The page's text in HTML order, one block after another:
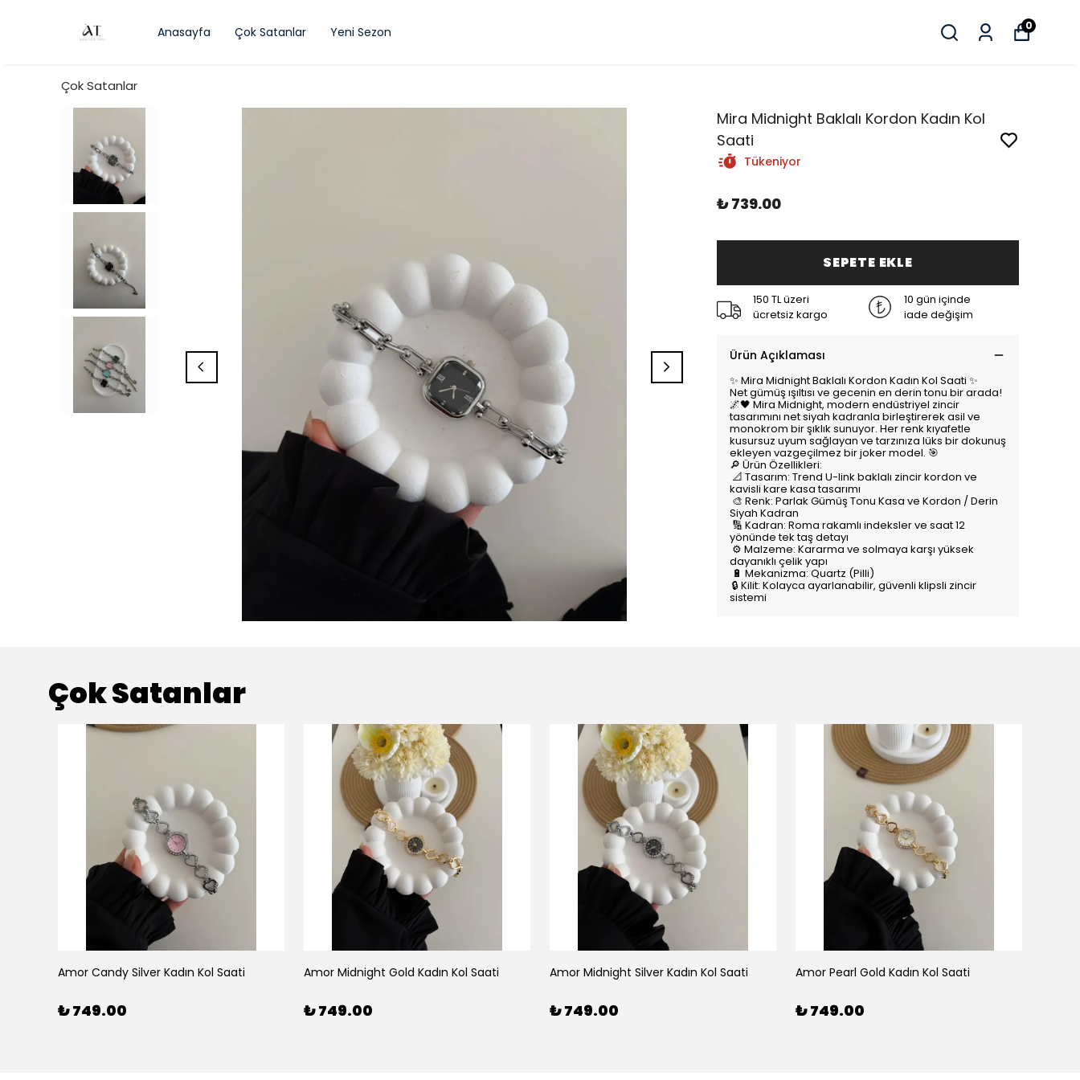
Anasayfa Çok Satanlar Yeni Sezon 0
Çok Satanlar
Mira Midnight Baklalı Kordon Kadın Kol
Saati
Tükeniyor
₺ 739.00
SEPETE EKLE
150 TL üzeri
ücretsiz kargo
10 gün içinde
iade değişim
Ürün Açıklaması
✨ Mira Midnight Baklalı Kordon Kadın Kol Saati ✨
Net gümüş ışıltısı ve gecenin en derin tonu bir arada!
🌌🖤 Mira Midnight, modern endüstriyel zincir
tasarımını net siyah kadranla birleştirerek asil ve
monokrom bir şıklık sunuyor. Her renk kıyafetle
kusursuz uyum sağlayan ve tarzınıza lüks bir dokunuş
ekleyen vazgeçilmez bir joker model. 🎯
🔎 Ürün Özellikleri:
📐 Tasarım: Trend U-link baklalı zincir kordon ve
kavisli kare kasa tasarımı
🎨 Renk: Parlak Gümüş Tonu Kasa ve Kordon / Derin
Siyah Kadran
🔢 Kadran: Roma rakamlı indeksler ve saat 12
yönünde tek taş detayı
⚙️ Malzeme: Kararma ve solmaya karşı yüksek
dayanıklı çelik yapı
🔋 Mekanizma: Quartz (Pilli)
🔒 Kilit: Kolayca ayarlanabilir, güvenli klipsli zincir
sistemi
Çok Satanlar
Amor Candy Silver Kadın Kol Saati
₺ 749.00
Amor Midnight Gold Kadın Kol Saati
₺ 749.00
Amor Midnight Silver Kadın Kol Saati
₺ 749.00
Amor Pearl Gold Kadın Kol Saati
₺ 749.00